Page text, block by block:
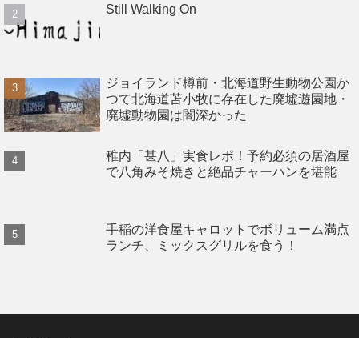
Still Walking On
ジョイランド樽前・北海道野生動物公園か
つて北海道苫小牧に存在した廃墟遊園地・
廃墟動物園は闇深かった
稚内「甚八」実食レポ！予約必須の居酒屋
で八角みそ焼きと絶品チャーハンを堪能
手稲の洋食屋キャロットでボリューム満点
ランチ、ミックスグリルを食う！